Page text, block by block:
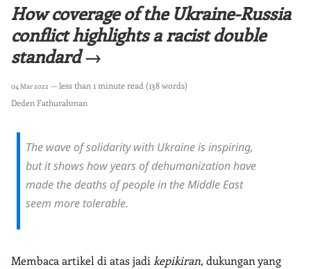
How coverage of the Ukraine-Russia
conflict highlights a racist double
standard →
04 Mar 2022 — less than 1 minute read (138 words)
Deden Fathurahman
The wave of solidarity with Ukraine is inspiring,
but it shows how years of dehumanization have
made the deaths of people in the Middle East
seem more tolerable.
Membaca artikel di atas jadikepikiran, dukungan yang